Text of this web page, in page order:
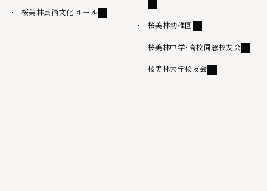
桜美林芸術文化 ホール外部リンク
桜美林幼稚園外部リンク
桜美林中学・高校同窓校友会外部リ
桜美林大学校友会外部リンク